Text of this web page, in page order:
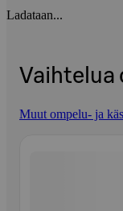
Ladataan...
Vaihtelua
Muut ompelu- ja